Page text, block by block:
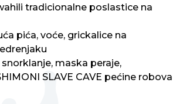
tradicionalne poslastice na
pića, voće, grickalice na
maska peraje,
SLAVE CAVE pećine robova